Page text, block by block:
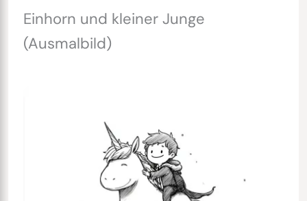
Einhorn und kleiner Junge
(Ausmalbild)